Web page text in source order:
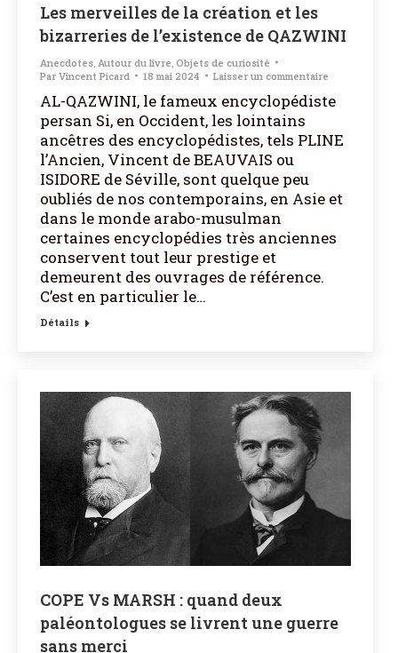
Les merveilles de la création et les
bizarreries de l’existence de QAZWINI
Anecdotes Autour du livre Objets de curiosité
Par Vincent Picard 18 mai 2024 Laisser un commentaire
AL-QAZWINI, le fameux encyclopédiste
persan Si, en Occident, les lointains
ancêtres des encyclopédistes, tels PLINE
l’Ancien, Vincent de BEAUVAIS ou
ISIDORE de Séville, sont quelque peu
oubliés de nos contemporains, en Asie et
dans le monde arabo-musulman
certaines encyclopédies très anciennes
conservent tout leur prestige et
demeurent des ouvrages de référence.
C’est en particulier le…
Détails
COPE Vs MARSH : quand deux
paléontologues se livrent une guerre
sans merci